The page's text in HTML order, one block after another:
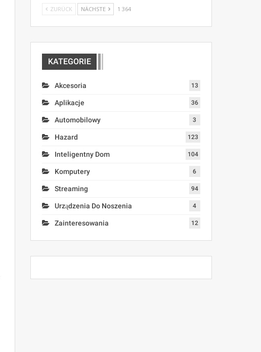
ZURÜCK NÄCHSTE 1 364
KATEGORIE
Akcesoria 13
Aplikacje 36
Automobilowy 3
Hazard 123
Inteligentny Dom 104
Komputery 6
Streaming 94
Urządzenia Do Noszenia 4
Zainteresowania 12